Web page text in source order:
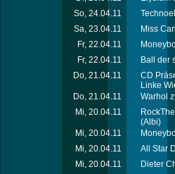
So, 24.04.11
Sa, 23.04.11
Miss
Fr, 22.04.11
Fr, 22.04.11
Ball der
Do, 21.04.11
CD
Linke
Do, 21.04.11
Warhol
Mi, 20.04.11
(Albi)
Mi, 20.04.11
Mi, 20.04.11
All Star
Mi, 20.04.11
Dieter